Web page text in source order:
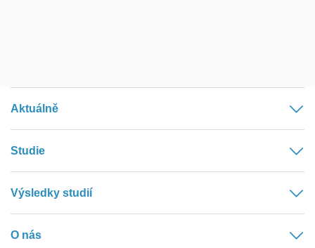
Aktuálně
Studie
Výsledky studií
O nás